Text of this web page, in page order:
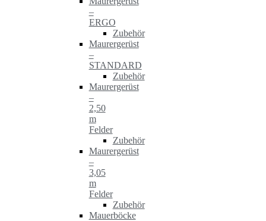
–
ERGO
Zubehör
Maurergerüst
–
STANDARD
Zubehör
Maurergerüst
–
2,50
m
Felder
Zubehör
Maurergerüst
–
3,05
m
Felder
Zubehör
Mauerböcke